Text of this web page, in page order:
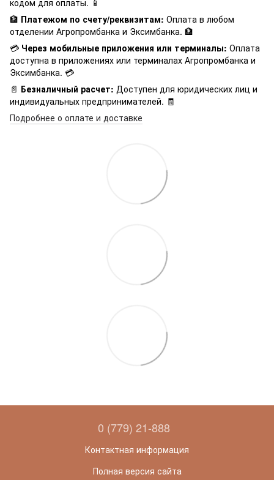
кодом для оплаты. 📱
🏦 Платежом по счету/реквизитам: Оплата в любом
отделении Агропромбанка и Эксимбанка. 🏦
💳 Через мобильные приложения или терминалы: Оплата
доступна в приложениях или терминалах Агропромбанка и
Эксимбанка. 💳
📄 Безналичный расчет: Доступен для юридических лиц и
индивидуальных предпринимателей. 🧾
Подробнее о оплате и доставке
0 (779) 21-888
Контактная информация
Полная версия сайта